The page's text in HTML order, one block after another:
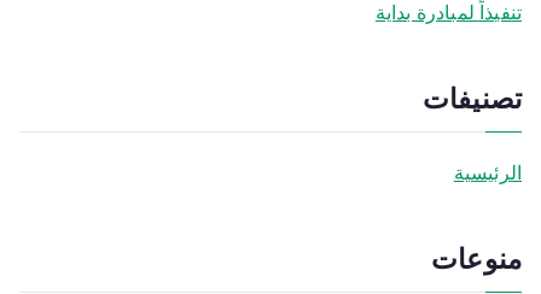
تنفيذاً لمبادرة بداية
تصنيفات
الرئيسية
منوعات